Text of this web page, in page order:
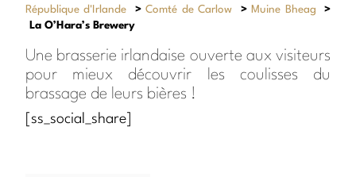
République d'Irlande
>Comté de Carlow > Muine Bheag
>
La O’Hara’s Brewery
Une brasserie irlandaise ouverte aux visiteurs
pour mieux découvrir les coulisses du
brassage de leurs bières !
[ss_social_share]